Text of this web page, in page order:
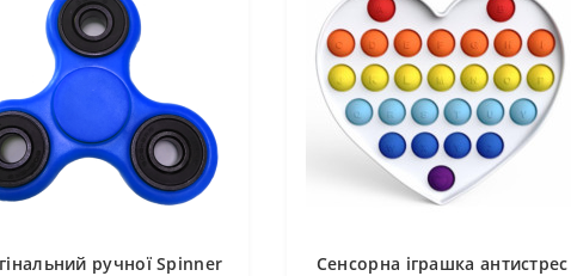
ручної Spinner
Сенсорна іграшка антистрес